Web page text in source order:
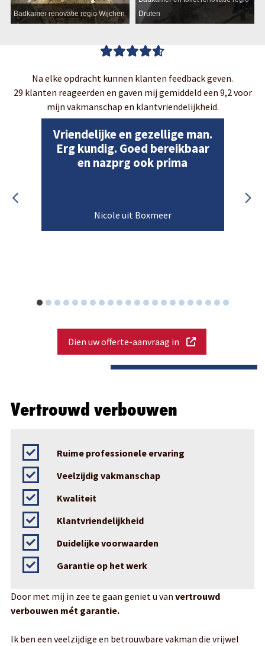
Badkamer renovatie regio Wijchen
Druten
Na elke opdracht kunnen klanten feedback geven.
29 klanten reageerden en gaven mij gemiddeld een 9,2 voor
mijn vakmanschap en klantvriendelijkheid.
Vriendelijke en gezellige man.
Erg kundig. Goed bereikbaar
en nazprg ook prima
Nicole uit Boxmeer
Dien uw offerte-aanvraag in
Vertrouwd verbouwen
Ruime professionele ervaring
Veelzijdig vakmanschap
Kwaliteit
Klantvriendelijkheid
Duidelijke voorwaarden
Garantie op het werk
Door met mij in zee te gaan geniet u van vertrouwd
verbouwen mét garantie.
Ik ben een veelzijdige en betrouwbare vakman die vrijwel